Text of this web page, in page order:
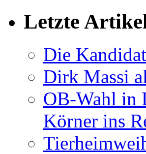
Letzte
Die
Dirk Massi
OB-Wahl in
Körner ins